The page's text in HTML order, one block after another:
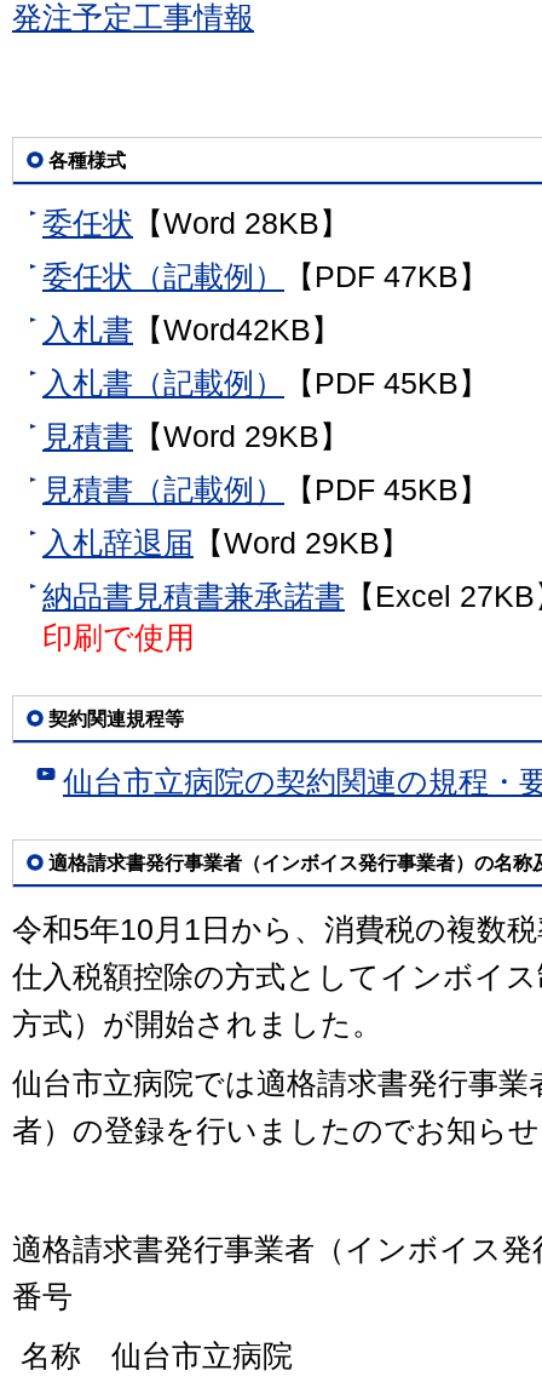
発注予定工事情報
各種様式
委任状 【Word 28KB】
委任状（記載例）
【PDF 47KB】
入札書 【Word42KB】
入札書（記載例）
【PDF 45KB】
見積書 【Word 29KB】
見積書（記載例）
【PDF 45KB】
入札辞退届 【Word 29KB】
納品書見積書兼承諾書 【Excel
印刷で使用
契約関連規程等
仙台市立病院の契約関連の規程・
適格請求書発行事業者（インボイス発行事業者）の名称
令和5年10 月 1 日から、消費税の複数
仕入税額控除の方式としてインボイ
方式）が開始されました。
仙台市立病院では適格請求書発行事
者）の登録を行いましたのでお知ら
適格請求書発行事業者（インボイス
番号
名称 仙台市立病院